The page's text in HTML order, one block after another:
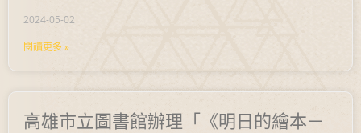
2024-05-02
閱讀更多 »
高雄市立圖書館辦理「《明日的繪本－